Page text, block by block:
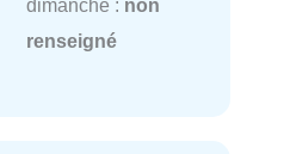
dimanche : non
renseigné